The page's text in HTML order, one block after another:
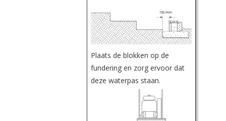
Plaats de blokken op de
fundering en zorg ervoor dat
deze waterpas staan.